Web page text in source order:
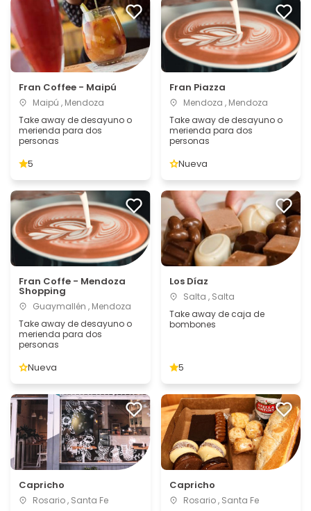
Fran Coffee - Maipú
Maipú , Mendoza
Take away de desayuno o
merienda para dos
personas
5
Fran Piazza
Mendoza , Mendoza
Take away de desayuno o
merienda para dos
personas
Nueva
Fran Coffe - Mendoza
Shopping
Guaymallén , Mendoza
Take away de desayuno o
merienda para dos
personas
Nueva
Los Díaz
Salta , Salta
Take away de caja de
bombones
5
Capricho
Rosario , Santa Fe
Capricho
Rosario , Santa Fe